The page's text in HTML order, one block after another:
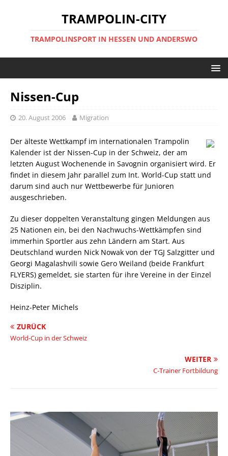
TRAMPOLIN-CITY
TRAMPOLINSPORT IN HESSEN UND ANDERSWO
Nissen-Cup
20. August 2006 Migration
Der älteste Wettkampf im internationalen Trampolin
Kalender ist der Nissen-Cup in der Schweiz, der am
letzten August Wochenende in Savognin organisiert wird. Er
findet in diesem Jahr parallel zum Int. World-Cup statt und
darum sind auch nur Wettbewerbe für Junioren
ausgeschrieben.
Zu dieser doppelten Veranstaltung gingen Meldungen aus
25 Nationen ein, bei den Nachwuchs-Wettkämpfen sind
immerhin Sportler aus zehn Ländern am Start. Aus
Deutschland wurden Nick Nowak von der TGJ Salzgitter und
Georgi Magalashvili sowie Gero Weiland (beide Frankfurt
FLYERS) gemeldet, sie starten für ihre Vereine in der Einzel
Disziplin.
Heinz-Peter Michels
ZURÜCK
World-Cup in der Schweiz
WEITER
C-Trainer Fortbildung